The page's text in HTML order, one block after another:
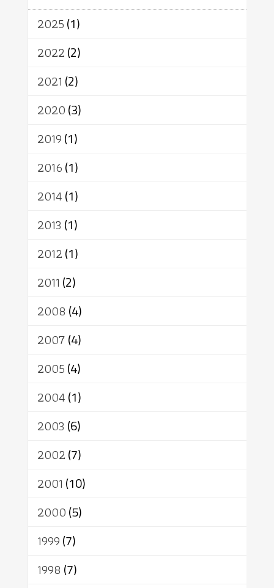
จักร
การแยกรัฐกับศาสนา
ธรรมชาติ
เทคโนโลยี
สิทธิ
พุทธบริษัท
อัตถะ
เทวดา
2025(1)
2022(2)
2021 (2)
2020(3)
2019(1)
2016(1)
2014(1)
2013 (1)
2012(1)
2011 (2)
2008 (4)
2007(4)
2005(4)
2004(1)
2003 (6)
2002(7)
2001 (10)
2000(5)
1999(7)
1998 (7)